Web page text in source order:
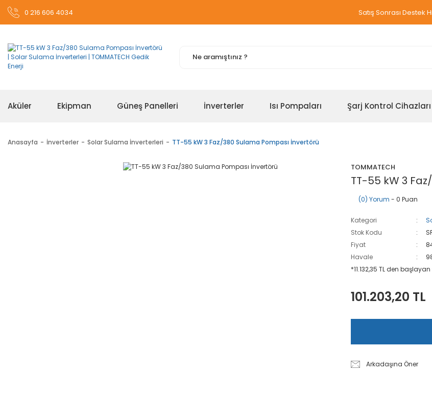
0 216 606 4034 Satış Sonrası Destek
Aküler Ekipman Güneş Panelleri İnverterler Isı Pompaları Şarj Kontrol Cihazları
Anasayfa İnverterler Solar Sulama İnverterleri TT-55 kW 3 Faz/380 Sulama Pompası İnvertörü
TOMMATECH
TT-55 kW 3
(0) Yorum - 0 Puan
Kategori
Stok Kodu
Fiyat
Havale
*11.132,35 TL den
101.203,20 TL
Arkadaşına Öner